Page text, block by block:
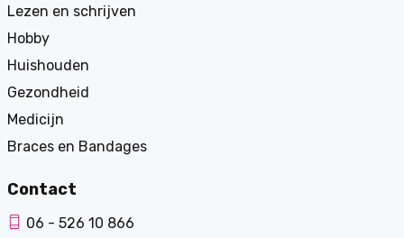
Lezen en schrijven
Hobby
Huishouden
Gezondheid
Medicijn
Braces en Bandages
Contact
06 - 526 10 866